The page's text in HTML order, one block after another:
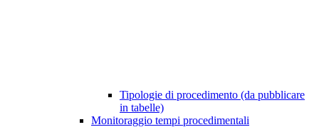
Tipologie di procedimento (da pubblicare
in tabelle)
Monitoraggio tempi procedimentali